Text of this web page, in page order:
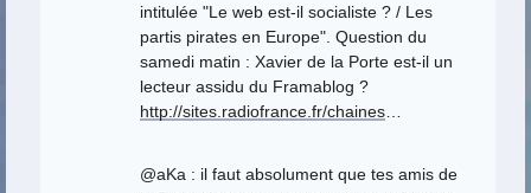
intitulée "Le web est-il socialiste ? / Les
partis pirates en Europe". Question du
samedi matin : Xavier de la Porte est-il un
lecteur assidu du Framablog ?
http://sites.radiofrance.fr/chaines
@aKa : il faut absolument que tes amis de